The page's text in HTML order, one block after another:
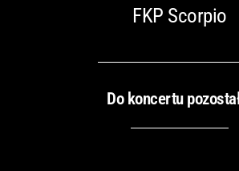
FKP Scorpio
Do koncertu